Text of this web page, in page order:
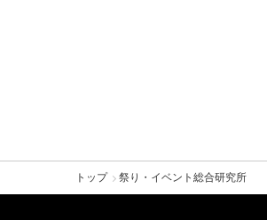
トップ 祭り・イベント総合研究所